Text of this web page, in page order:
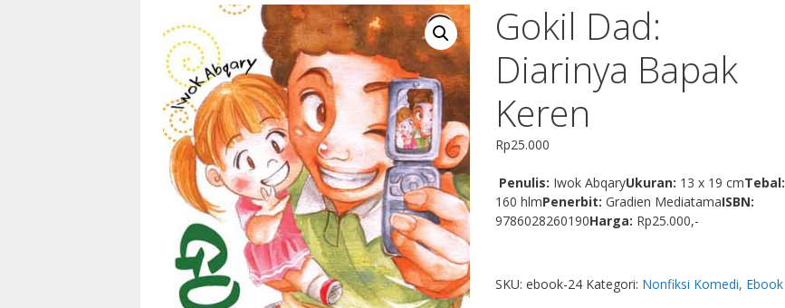
Gokil Dad:
Diarinya Bapak
Keren
Rp25.000
Penulis: Iwok AbqaryUkuran: 13 x 19 cmTebal:
160 hlmPenerbit: Gradien MediatamaISBN:
9786028260190Harga: Rp25.000,-
SKU: ebook-24 Kategori: Nonfiksi Komedi, Ebook